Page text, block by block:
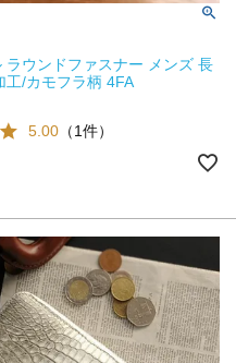
ラウンドファスナー メンズ 長
工/カモフラ柄 4FA
5.00 （1件）